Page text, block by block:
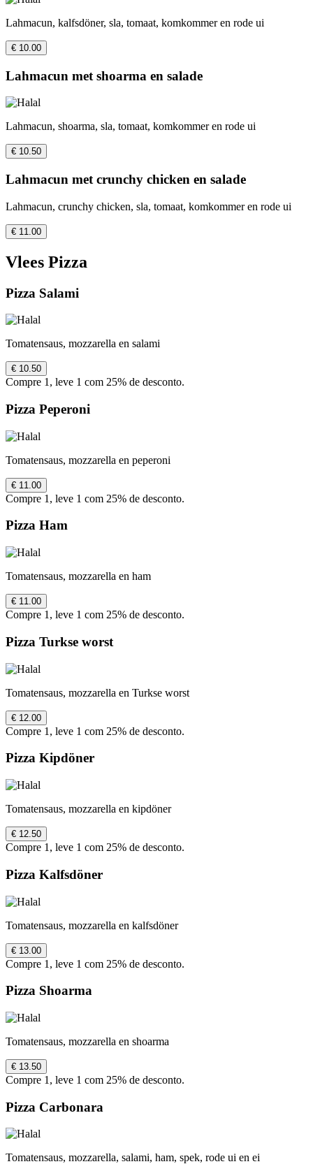
Lahmacun, kalfsdöner, sla, tomaat, komkommer en rode ui
€ 10.00
Lahmacun met shoarma en salade
Lahmacun, shoarma, sla, tomaat, komkommer en rode ui
€ 10.50
Lahmacun met crunchy chicken en salade
Lahmacun, crunchy chicken, sla, tomaat, komkommer en rode ui
€ 11.00
Vlees Pizza
Pizza Salami
Tomatensaus, mozzarella en salami
€ 10.50
Compre 1, leve 1 com 25% de desconto.
Pizza Peperoni
Tomatensaus, mozzarella en peperoni
€ 11.00
Compre 1, leve 1 com 25% de desconto.
Pizza Ham
Tomatensaus, mozzarella en ham
€ 11.00
Compre 1, leve 1 com 25% de desconto.
Pizza Turkse worst
Tomatensaus, mozzarella en Turkse worst
€ 12.00
Compre 1, leve 1 com 25% de desconto.
Pizza Kipdöner
Tomatensaus, mozzarella en kipdöner
€ 12.50
Compre 1, leve 1 com 25% de desconto.
Pizza Kalfsdöner
Tomatensaus, mozzarella en kalfsdöner
€ 13.00
Compre 1, leve 1 com 25% de desconto.
Pizza Shoarma
Tomatensaus, mozzarella en shoarma
€ 13.50
Compre 1, leve 1 com 25% de desconto.
Pizza Carbonara
Tomatensaus, mozzarella, salami, ham, spek, rode ui en ei